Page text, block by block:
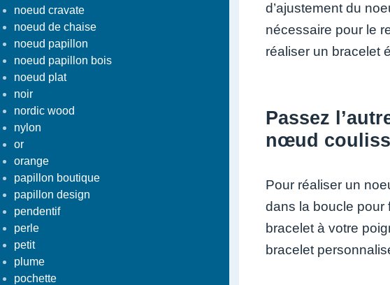
noeud cravate
noeud de chaise
noeud papillon
noeud papillon bois
noeud plat
noir
nordic wood
nylon
or
orange
papillon boutique
papillon design
pendentif
perle
petit
plume
pochette
d’ajustement du
nécessaire pour le
réaliser un bracelet
Passez
nœud
Pour réaliser un
dans la boucle pour
bracelet à votre
bracelet